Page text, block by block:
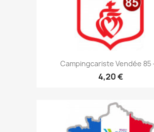
Campingcariste Vendée 85
4,20 €